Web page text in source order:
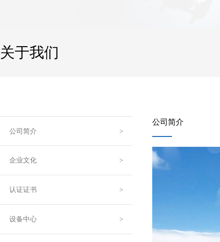
关于我们
公司简介
企业文化
认证证书
设备中心
公司简介